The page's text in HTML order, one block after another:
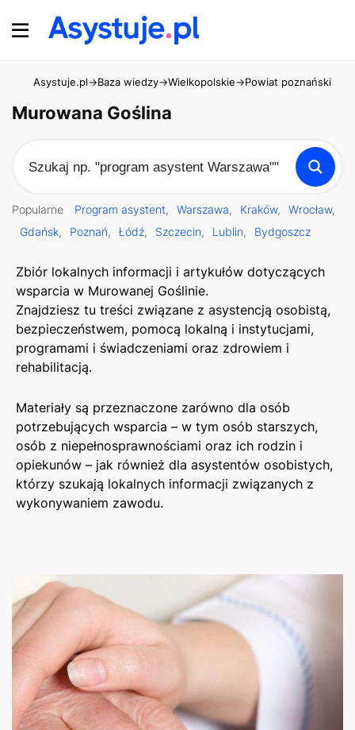
Asystuje.pl→Baza wiedzy→Wielkopolskie→Powiat poznański
Murowana Goślina
Popularne Program asystent Warszawa Kraków
Wrocław
Gdańsk
Poznań Łódź Szczecin Lublin Bydgoszcz
Zbiór lokalnych informacji i artykułów dotyczących
wsparcia w Murowanej Goślinie.
Znajdziesz tu treści związane z asystencją osobistą,
bezpieczeństwem, pomocą lokalną i instytucjami,
programami i świadczeniami oraz zdrowiem i
rehabilitacją.
Materiały są przeznaczone zarówno dla osób
potrzebujących wsparcia – w tym osób starszych,
osób z niepełnosprawnościami oraz ich rodzin i
opiekunów – jak również dla asystentów osobistych,
którzy szukają lokalnych informacji związanych z
wykonywaniem zawodu.